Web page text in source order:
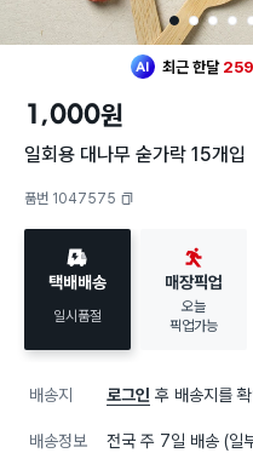
1 2 3 4
최근 한달
1,000원
일회용 대나무 숟가락 15개입
품번 1047575
택배배송
일시품절
매장픽업
오늘
픽업가능
배송지 로그인 후 배송지를
배송정보 전국 주 7일 배송 (일